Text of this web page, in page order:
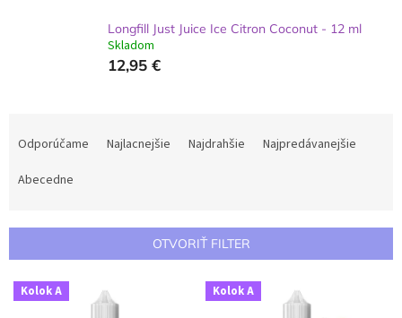
Longfill Just Juice Ice Citron Coconut - 12 ml
Skladom
12,95 €
a
p
r
o
Odporúčame Najlacnejšie Najdrahšie
Najpredávanejšie
Abecedne
OTVORIŤ FILTER
V
ý
Kolok A Kolok A